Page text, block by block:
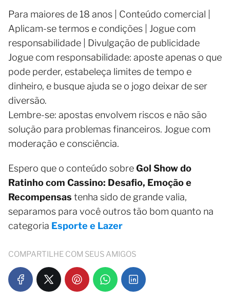
Para maiores de 18 anos | Conteúdo comercial |
Aplicam-se termos e condições | Jogue com
responsabilidade | Divulgação de publicidade
Jogue com responsabilidade: aposte apenas o que
pode perder, estabeleça limites de tempo e
dinheiro, e busque ajuda se o jogo deixar de ser
diversão.
Lembre-se: apostas envolvem riscos e não são
solução para problemas financeiros. Jogue com
moderação e consciência.
Espero que o conteúdo sobreGol Show do
Ratinho com Cassino: Desafio, Emoção e
Recompensas tenha sido de grande valia,
separamos para você outros tão bom quanto na
categoria Esporte e Lazer
COMPARTILHE COM SEUS AMIGOS